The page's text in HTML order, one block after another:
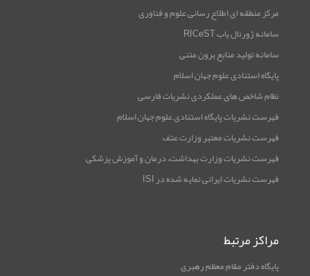
مرکز منطقه ای اطلاع رسانی علوم و فناوری
سامانه ژورنال یاب RICeST
سامانه تولید منابع برون متنی
پایگاه استنادی علوم جهان اسلام
نظام شاخص های عملکردی نشریات فارسی
فهرست نشریات پایگاه استنادی علوم جهان اسلام
فهرست نشریات معتبر وزارت عتف
فهرست نشریات وزارت بهداشت، درمان و آموزش پزشکی
فهرست نشریات ایرانی نمایه شده در ISI
مراکز مرتبط
پایگاه دفتر مقام معظم رهبری